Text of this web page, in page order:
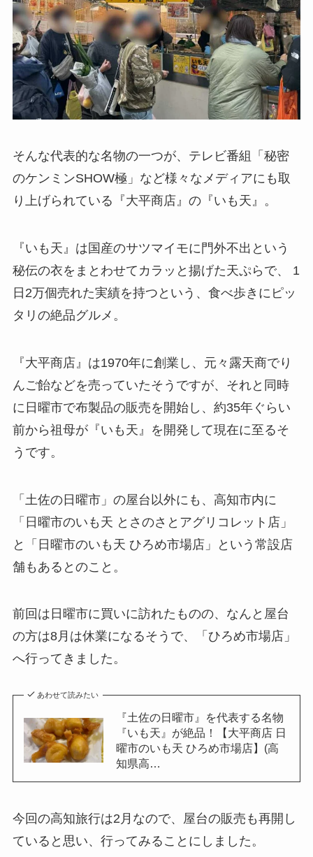
そんな代表的な名物の一つが、テレビ番組「秘密
のケンミンSHOW極」など様々なメディアにも取
り上げられている『大平商店』の『いも天』。
『いも天』は国産のサツマイモに門外不出という
秘伝の衣をまとわせてカラッと揚げた天ぷらで、 1
日2万個売れた実績を持つという、食べ歩きにピッ
タリの絶品グルメ。
『大平商店』は1970年に創業し、元々露天商でり
んご飴などを売っていたそうですが、それと同時
に日曜市で布製品の販売を開始し、約35年ぐらい
前から祖母が『いも天』を開発して現在に至るそ
うです。
「土佐の日曜市」の屋台以外にも、高知市内に
「日曜市のいも天 とさのさとアグリコレット店」
と「日曜市のいも天 ひろめ市場店」という常設店
舗もあるとのこと。
前回は日曜市に買いに訪れたものの、なんと屋台
の方は8月は休業になるそうで、「ひろめ市場店」
へ行ってきました。
あわせて読みたい
『土佐の日曜市』を代表する名物
『いも天』が絶品！【大平商店 日
曜市のいも天 ひろめ市場店】(高
知県高…
今回の高知旅行は2月なので、屋台の販売も再開し
ていると思い、行ってみることにしました。